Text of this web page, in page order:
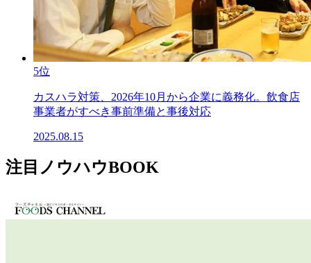
5位
カスハラ対策、2026年10月から企業に義務化。飲食店
事業者がすべき事前準備と事後対応
2025.08.15
注目ノウハウBOOK